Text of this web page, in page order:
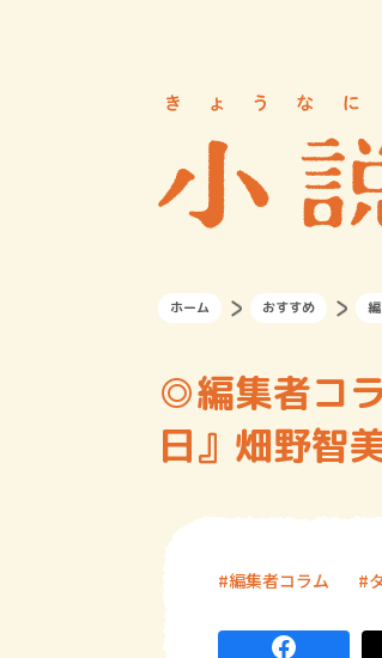
ホーム おすすめ
◎編集者コ
日』畑野智
編集者コラム